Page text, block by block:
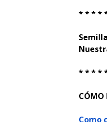
* * * *
* * * *
CÓMO
Como